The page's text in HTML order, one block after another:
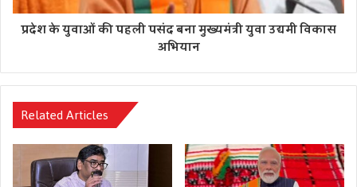
प्रदेश के युवाओं की पहली पसंद बना मुख्यमंत्री युवा उद्यमी विकास
अभियान
Related Articles